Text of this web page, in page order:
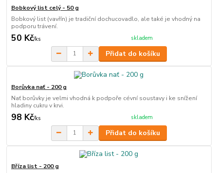
Bobkový list celý - 50 g
Bobkový list (vavřín) je tradiční dochucovadlo, ale také je vhodný na
podporu trávení.
50 Kč/ks skladem
Přidat do košíku
Borůvka nať - 200 g
Nať borůvky je velmi vhodná k podpoře cévní soustavy i ke snížení
hladiny cukru v krvi.
98 Kč/ks skladem
Přidat do košíku
Bříza list - 200 g